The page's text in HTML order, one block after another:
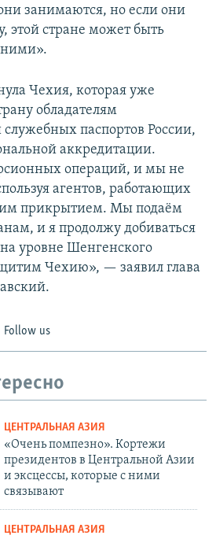
занимаются, но если они
этой стране может быть
ними».
Чехия, которая уже
обладателям
паспортов России,
аккредитации.
операций, и мы не
агентов, работающих
прикрытием. Мы подаём
и я продолжу добиваться
уровне Шенгенского
Чехию», — заявил глава
Follow us
ЦЕНТРАЛЬНАЯ АЗИЯ
«Очень помпезно». Кортежи
президентов в Центральной Азии
и эксцессы, которые с ними
связывают
ЦЕНТРАЛЬНАЯ АЗИЯ